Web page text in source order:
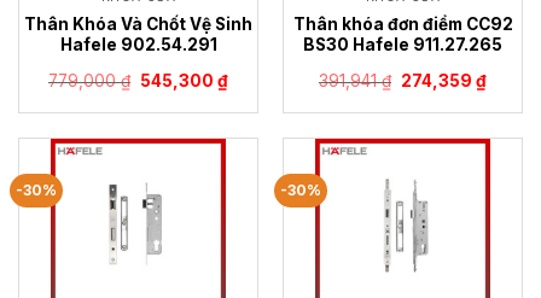
Thân Khóa Và Chốt Vệ Sinh
Hafele 902.54.291
779,000₫ Giá
là:
545,300₫Giá
tại
545,300 ₫.
Thân khóa đơn điểm CC92
BS30 Hafele 911.27.265
391,941₫ Giá
là:
274,359₫Giá
tại
-30% -30%